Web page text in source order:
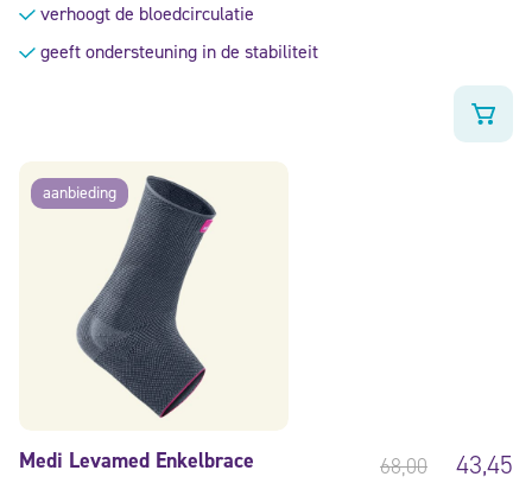
verhoogt de bloedcirculatie
geeft ondersteuning in de stabiliteit
aanbieding
Medi Levamed Enkelbrace 68,00 43,45